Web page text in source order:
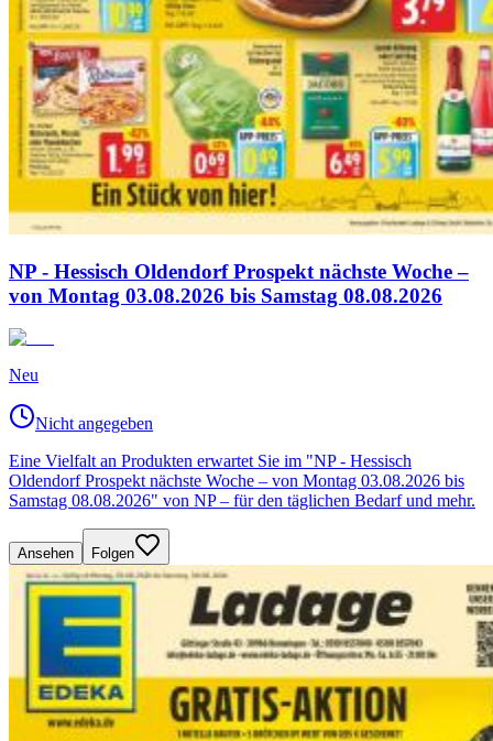
NP - Hessisch Oldendorf Prospekt nächste Woche –
von Montag 03.08.2026 bis Samstag 08.08.2026
Neu
Nicht angegeben
Eine Vielfalt an Produkten erwartet Sie im "NP - Hessisch
Oldendorf Prospekt nächste Woche – von Montag 03.08.2026 bis
Samstag 08.08.2026" von NP – für den täglichen Bedarf und mehr.
Ansehen Folgen